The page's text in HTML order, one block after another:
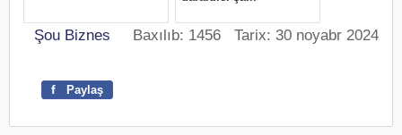
Şou Biznes Baxılıb: 1456 Tarix: 30 noyabr 2024
f Paylaş